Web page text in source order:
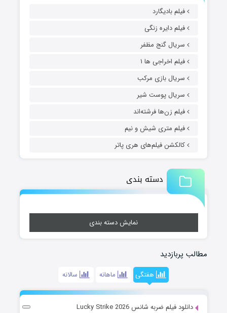
فیلم بادیگارد
فیلم دایره زنگی
سریال گنج مظفر
فیلم اخراجی ها ۱
سریال بازی مرکب
سریال پوست شیر
فیلم زن‌ها فرشته‌اند
فیلم متری شیش و نیم
کالکشن فیلم‌های هری پاتر
دسته بندی
نمایش دسته بندی
مطالب پربازدید
هفتگی ماهانه سالانه
دانلود فیلم ضربه شانس Lucky Strike 2026